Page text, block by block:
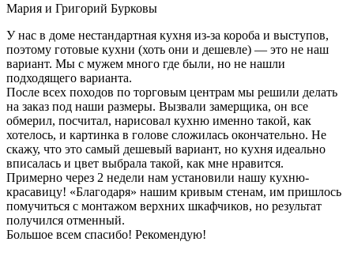
Мария и Григорий Бурковы
У нас в доме нестандартная кухня из-за короба и выступов,
поэтому готовые кухни (хоть они и дешевле) — это не наш
вариант. Мы с мужем много где были, но не нашли
подходящего варианта.
После всех походов по торговым центрам мы решили делать
на заказ под наши размеры. Вызвали замерщика, он все
обмерил, посчитал, нарисовал кухню именно такой, как
хотелось, и картинка в голове сложилась окончательно. Не
скажу, что это самый дешевый вариант, но кухня идеально
вписалась и цвет выбрала такой, как мне нравится.
Примерно через 2 недели нам установили нашу кухню-
красавицу! «Благодаря» нашим кривым стенам, им пришлось
помучиться с монтажом верхних шкафчиков, но результат
получился отменный.
Большое всем спасибо! Рекомендую!